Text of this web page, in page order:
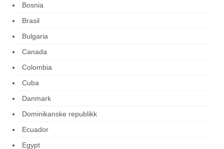
Bosnia
Brasil
Bulgaria
Canada
Colombia
Cuba
Danmark
Dominikanske republikk
Ecuador
Egypt